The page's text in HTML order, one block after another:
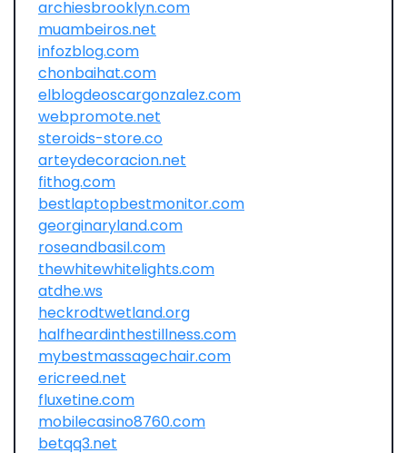
archiesbrooklyn.com
muambeiros.net
infozblog.com
chonbaihat.com
elblogdeoscargonzalez.com
webpromote.net
steroids-store.co
arteydecoracion.net
fithog.com
bestlaptopbestmonitor.com
georginaryland.com
roseandbasil.com
thewhitewhitelights.com
atdhe.ws
heckrodtwetland.org
halfheardinthestillness.com
mybestmassagechair.com
ericreed.net
fluxetine.com
mobilecasino8760.com
betqq3.net